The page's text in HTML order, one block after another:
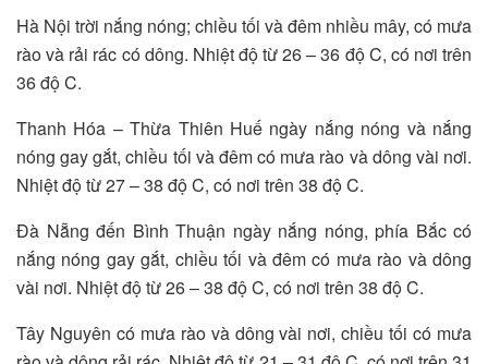
Hà Nội trời nắng nóng; chiều tối và đêm nhiều mây, có mưa
rào và rải rác có dông. Nhiệt độ từ 26 – 36 độ C, có nơi trên
36 độ C.
Thanh Hóa – Thừa Thiên Huế ngày nắng nóng và nắng
nóng gay gắt, chiều tối và đêm có mưa rào và dông vài nơi.
Nhiệt độ từ 27 – 38 độ C, có nơi trên 38 độ C.
Đà Nẵng đến Bình Thuận ngày nắng nóng, phía Bắc có
nắng nóng gay gắt, chiều tối và đêm có mưa rào và dông
vài nơi. Nhiệt độ từ 26 – 38 độ C, có nơi trên 38 độ C.
Tây Nguyên có mưa rào và dông vài nơi, chiều tối có mưa